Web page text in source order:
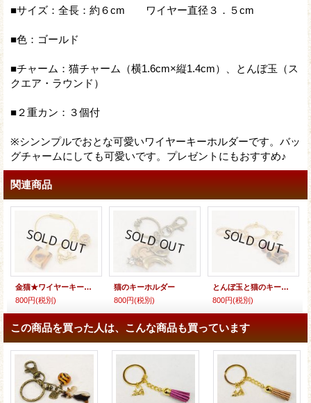
■サイズ：全長：約６cm ワイヤー直径３．５cm
■色：ゴールド
■チャーム：猫チャーム（横1.6cm×縦1.4cm）、とんぼ玉（ス
クエア・ラウンド）
■２重カン：３個付
※シンンプルでおとな可愛いワイヤーキーホルダーです。バッ
グチャームにしても可愛いです。プレゼントにもおすすめ♪
関連商品
金猫★ワイヤーキーホルダー
800円(税別)
猫のキーホルダー
800円(税別)
とんぼ玉と猫のキーホルダー
800円(税別)
この商品を買った人は、こんな商品も買っています